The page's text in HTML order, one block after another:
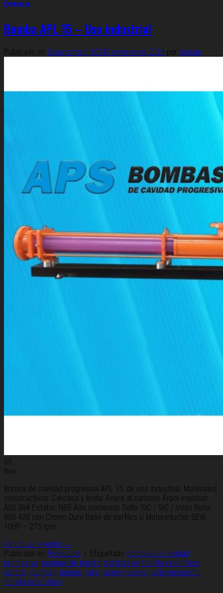
Productos
Bomba APL 15 – Uso industrial
Publicado en 5 noviembre, 20245 noviembre, 2024 por hernan
05
Nov
Bomba de cavidad progresiva APL 15, de uso industrial. Materiales
constructivos: Carcasa y brida: Acero al carbono Árbol impulsor:
AISI 304 Estator: NBR Alto contenido Sello: SIC / SIC / Vitón Rotor:
AISI 420 con Cromo Duro Base de perfiles U Motoreductor SEW
10HP – 275 rpm
Continuar leyendo →
Publicado en Productos | Etiquetado bombas de cavidad
progresiva, bombas de tornillo, bombas de tornillo excéntrico,
estator, pumpen, pumps, rotor, screw pumps, sello mecánico,
tornillo excéntrico